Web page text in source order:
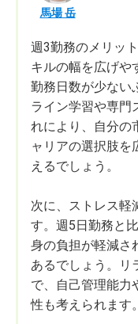
馬場 岳
週3勤務のメリッ
キルの幅を広げや
勤務日数が少ない
ライン学習や専門
れにより、自分の
ャリアの選択肢を
えるでしょう。
次に、ストレス軽
す。週5日勤務と
身の負担が軽減さ
あるでしょう。リ
で、自己管理能力
性も考えられます。